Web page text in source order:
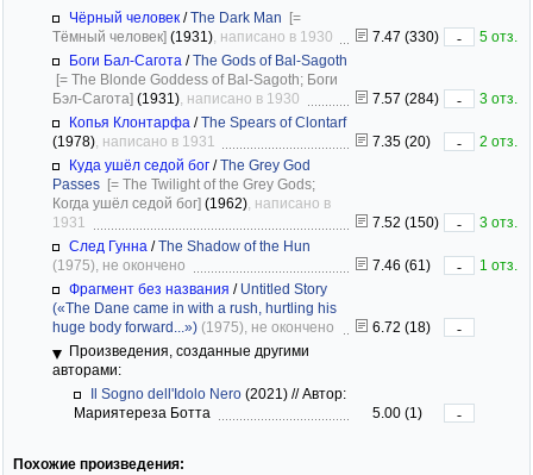
Чёрный человек /The Dark Man [=
Тёмный человек] (1931) , написано в 1930 7.47 (330) -
5 отз.
Боги Бал-Сагота /The Gods of Bal-Sagoth
[= The Blonde Goddess of Bal-Sagoth; Боги
Бэл-Сагота] (1931) , написано в 1930 7.57 (284) -
3 отз.
Копья Клонтарфа /The Spears of Clontarf
(1978) , написано в 1931 7.35 (20) -
2 отз.
Куда ушёл седой бог /The Grey God
Passes [= The Twilight of the Grey Gods;
Когда ушёл седой бог] (1962) , написано в
1931
7.52 (150) -
3 отз.
След Гунна /The Shadow of the Hun
(1975), не окончено
7.46 (61) -
1 отз.
Фрагмент без названия / Untitled Story
(«The Dane came in with a rush, hurtling his
huge body forward...») (1975), не окончено 6.72 (18)
-
Произведения, созданные другими
авторами:
Il Sogno dell'Idolo Nero (2021) //Автор:
Мариятереза Ботта
5.00 (1) -
Похожие произведения: